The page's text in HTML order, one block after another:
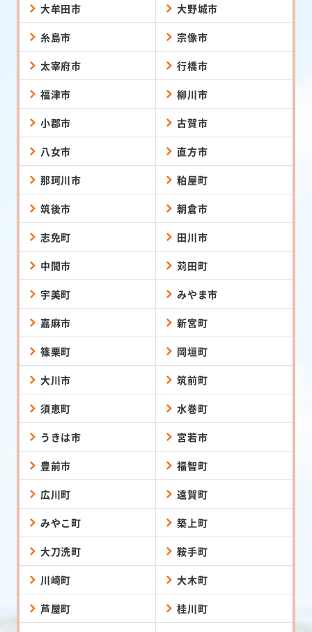
大牟田市 大野城市
糸島市 宗像市
太宰府市 行橋市
福津市 柳川市
小郡市 古賀市
八女市 直方市
那珂川市 粕屋町
筑後市 朝倉市
志免町 田川市
中間市 苅田町
宇美町 みやま市
嘉麻市 新宮町
篠栗町 岡垣町
大川市 筑前町
須恵町 水巻町
うきは市 宮若市
豊前市 福智町
広川町 遠賀町
みやこ町 築上町
大刀洗町 鞍手町
川崎町 大木町
芦屋町 桂川町